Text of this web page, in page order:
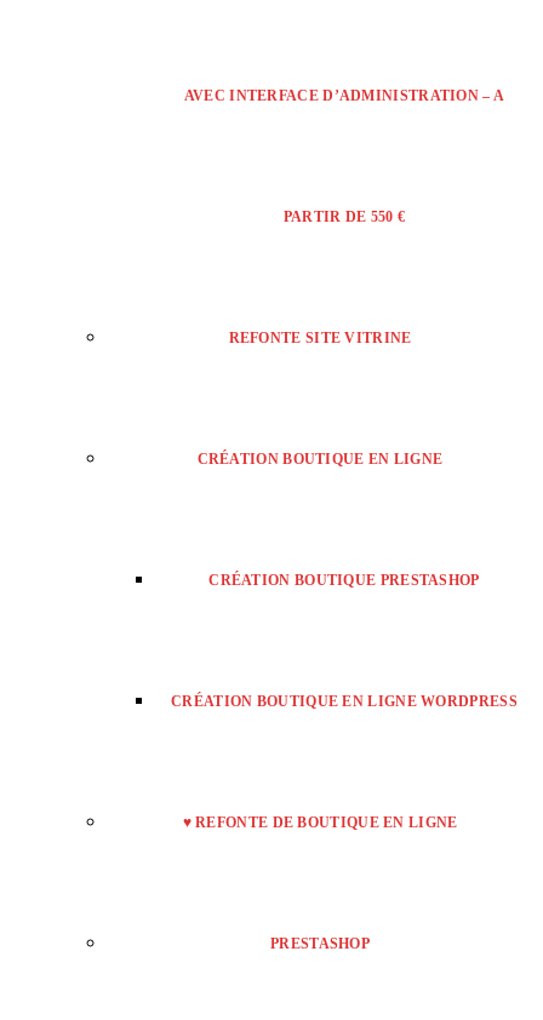
AVEC INTERFACE D’ADMINISTRATION – A
PARTIR DE 550 €
REFONTE SITE VITRINE
CRÉATION BOUTIQUE EN LIGNE
CRÉATION BOUTIQUE PRESTASHOP
CRÉATION BOUTIQUE EN LIGNE WORDPRESS
♥ REFONTE DE BOUTIQUE EN LIGNE
PRESTASHOP